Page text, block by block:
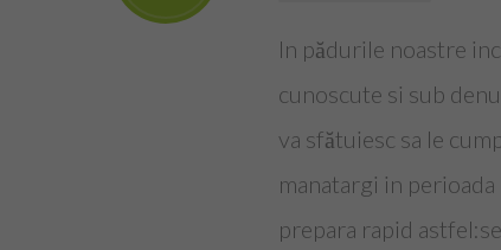
In pădurile noastre
cunoscute si sub
va sfătuiesc sa le
manatargi in
prepara rapid